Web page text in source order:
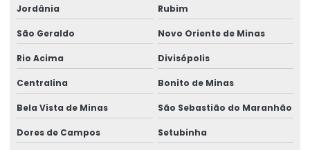
Jordânia Rubim
São Geraldo Novo Oriente de Minas
Rio Acima Divisópolis
Centralina Bonito de Minas
Bela Vista de Minas São Sebastião do Maranhão
Dores de Campos Setubinha